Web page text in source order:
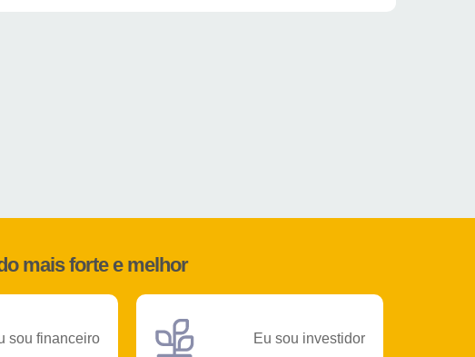
mais forte e melhor
sou financeiro Eu sou investidor